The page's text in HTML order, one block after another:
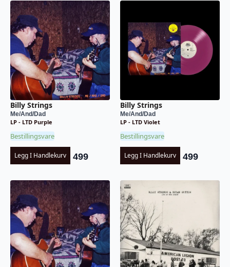
Billy Strings
Me/And/Dad
LP - LTD Purple
Bestillingsvare
Legg I Handlekurv 499
Billy Strings
Me/And/Dad
LP - LTD Violet
Bestillingsvare
Legg I Handlekurv 499